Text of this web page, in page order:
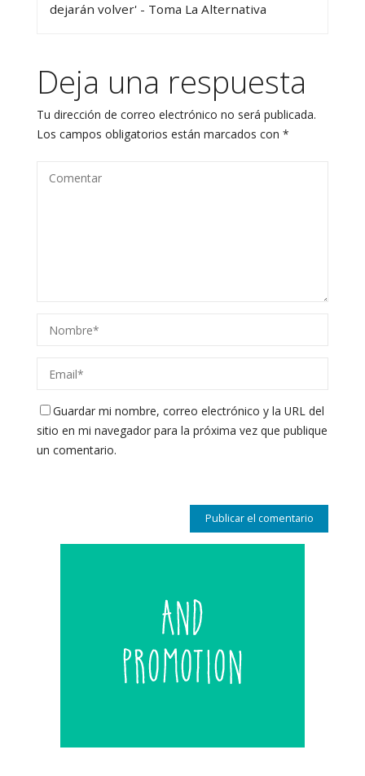
dejarán volver' - Toma La Alternativa
Deja una respuesta
Tu dirección de correo electrónico no será publicada.
Los campos obligatorios están marcados con *
Guardar mi nombre, correo electrónico y la URL del
sitio en mi navegador para la próxima vez que publique
un comentario.